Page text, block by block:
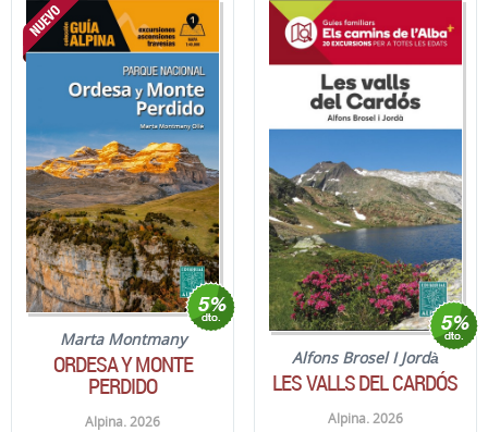
Marta Montmany
ORDESA Y MONTE
PERDIDO
Alpina. 2026
Alfons Brosel I Jordà
LES VALLS DEL CARDÓS
Alpina. 2026